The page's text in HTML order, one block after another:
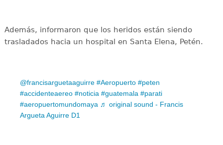
Además, informaron que los heridos están siendo
trasladados hacia un hospital en Santa Elena, Petén.
@francisarguetaaguirre #Aeropuerto #peten
#accidenteaereo #noticia #guatemala #parati
#aeropuertomundomaya ♬ original sound - Francis
Argueta Aguirre D1